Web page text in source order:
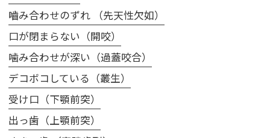
嚙み合わせのずれ （先天性欠如）
口が閉まらない（開咬）
噛み合わせが深い（過蓋咬合）
デコボコしている（叢生）
受け口（下顎前突）
出っ歯（上顎前突）